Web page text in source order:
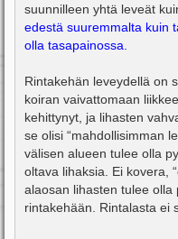
suunnilleen yhtä leveät
edestä suuremmalta kuin
olla tasapainossa.
Rintakehän leveydellä on
koiran vaivattomaan
kehittynyt, ja lihasten
se olisi “mahdollisimman
välisen alueen tulee olla
oltava lihaksia. Ei kovera,
alaosan lihasten tulee
rintakehään. Rintalasta ei